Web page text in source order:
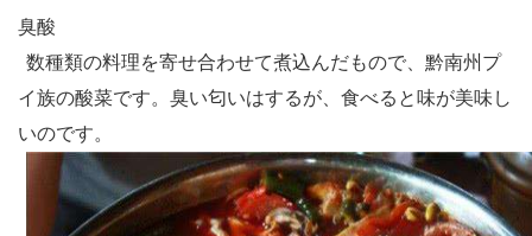
臭酸
数種類の料理を寄せ合わせて煮込んだもので、黔南州プ
イ族の酸菜です。臭い匂いはするが、食べると味が美味し
いのです。